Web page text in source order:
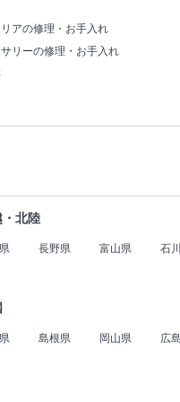
アの修理・お手入れ
リーの修理・お手入れ
・北陸
長野県 富山県 石
島根県 岡山県 広